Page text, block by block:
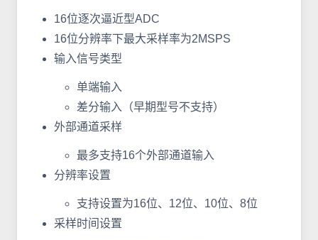
16位逐次逼近型ADC
16位分辨率下最大采样率为2MSPS
输入信号类型
单端输入
差分输入（早期型号不支持）
外部通道采样
最多支持16个外部通道输入
分辨率设置
支持设置为16位、12位、10位、8位
采样时间设置